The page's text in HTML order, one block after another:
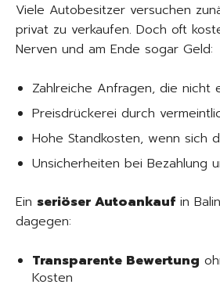
Viele Autobesitzer versuchen
privat zu verkaufen. Doch oft
Nerven und am Ende sogar Geld:
Zahlreiche Anfragen, die nicht
Preisdrückerei durch
Hohe Standkosten, wenn sich
Unsicherheiten bei Bezahlung
Ein seriöser Autoankauf in
dagegen:
Transparente Bewertung
Kosten